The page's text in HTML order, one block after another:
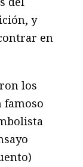
y
en
los
famoso